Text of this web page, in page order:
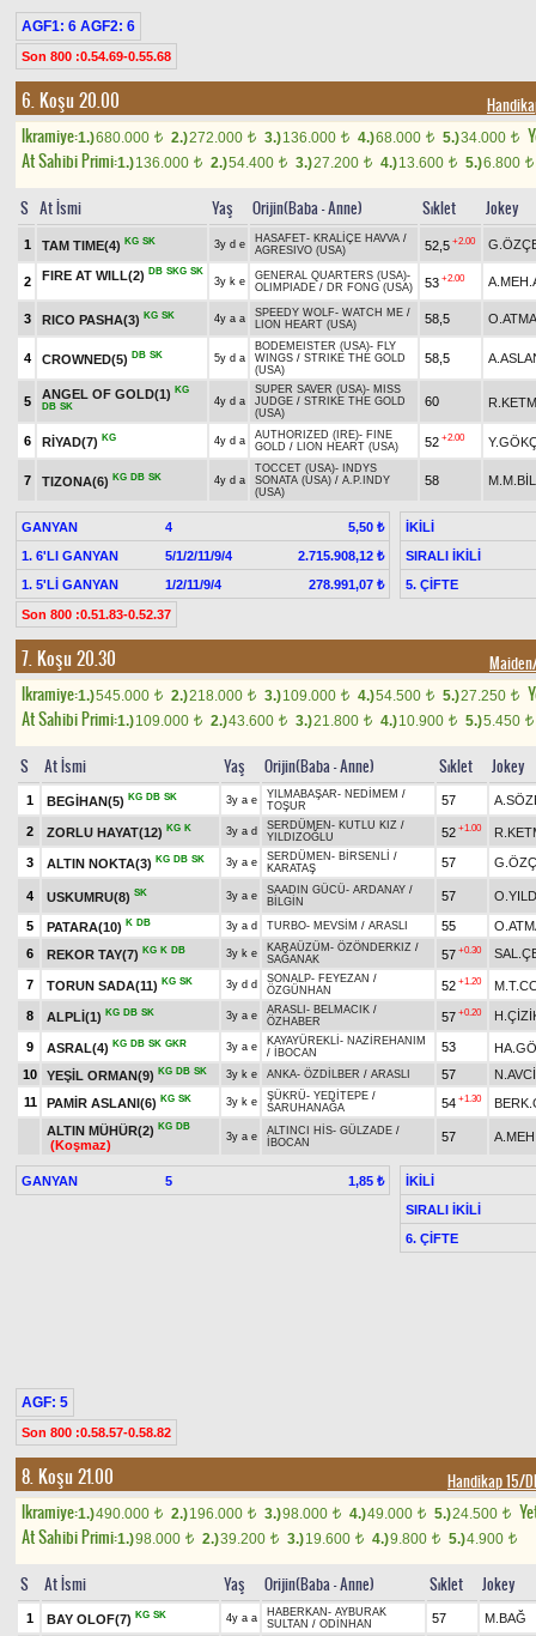
AGF1: 6 AGF2: 6
Son 800 :0.54.69-0.55.68
6. Koşu 20.00
Ikramiye:1.)680.000 t 2.)272.000 t 3.)136.000 t 4.)68.000 t 5.)34.000 t
At Sahibi Primi:1.)136.000 t 2.)54.400 t 3.)27.200 t 4.)13.600 t 5.)6.800 t
S At İsmi Yaş Orijin(Baba - Anne) Sıklet Jokey
1 TAM TIME(4) KG SK 3y d e HASAFET- KRALİÇE HAVVA /
AGRESIVO (USA)
52,5 +2.00
2 FIRE AT WILL(2) DB SKG SK
3y k e GENERAL QUARTERS (USA)-
OLIMPIADE / DR FONG (USA) 53 +2.00
3 RICO PASHA(3) KG SK 4y a a SPEEDY WOLF- WATCH ME /
LION HEART (USA)
58,5
4 CROWNED(5) DB SK 5y d a
BODEMEISTER (USA)- FLY
WINGS / STRIKE THE GOLD
(USA)
58,5
5
ANGEL OF GOLD(1) KG
DB SK 4y d a
SUPER SAVER (USA)- MISS
JUDGE / STRIKE THE GOLD
(USA)
60
6 RİYAD(7) KG 4y d a AUTHORIZED (IRE)- FINE
GOLD / LION HEART (USA) 52 +2.00
7 TIZONA(6) KG DB SK 4y d a
TOCCET (USA)-
INDYS
SONATA (USA) / A.P.INDY
(USA)
58
GANYAN 4
5,50 ₺
1. 6'LI GANYAN
5/1/2/11/9/4
2.715.908,12 ₺
1. 5'Lİ GANYAN
1/2/11/9/4 278.991,07 ₺
İKİLİ
SIRALI İKİLİ
5. ÇİFTE
Son 800 :0.51.83-0.52.37
7. Koşu 20.30
Ikramiye:1.)545.000 t 2.)218.000 t 3.)109.000 t 4.)54.500 t 5.)27.250 t
At Sahibi Primi:1.)109.000 t 2.)43.600 t 3.)21.800 t 4.)10.900 t 5.)5.450 t
S At İsmi Yaş Orijin(Baba - Anne) Sıklet Jokey
1 BEGİHAN(5) KG DB SK 3y a e YILMABAŞAR- NEDİMEM /
TOŞUR
57
2 ZORLU HAYAT(12) KG K 3y a d SERDÜMEN - KUTLU KIZ /
YILDIZOĞLU
52 +1.00
3 ALTIN NOKTA(3) KG DB SK 3y a e SERDÜMEN - BİRSENLİ /
KARATAŞ
57
4 USKUMRU(8) SK 3y a e SAADIN GÜCÜ- ARDANAY /
BİLGİN
57
5 PATARA(10) K DB 3y a d TURBO- MEVSİM / ARASLI 55
6
REKOR TAY(7) KG K DB 3y k e KARAÜZÜM - ÖZÖNDERKIZ /
SAĞANAK
57 +0.30
7 TORUN SADA(11) KG SK 3y d d SONALP- FEYEZAN /
ÖZGÜNHAN
52 +1.20
8 ALPLİ(1) KG DB SK 3y a e ARASLI - BELMACIK /
ÖZHABER
57 +0.20
9 ASRAL(4) KG DB SK GKR 3y a e KAYAYÜREKLİ - NAZİREHANIM
/
İBOCAN 53
10
YEŞİL ORMAN(9) KG DB SK 3y k e ANKA- ÖZDİLBER / ARASLI 57
N.AVCİ
11
PAMİR ASLANI(6) KG SK 3y k e ŞÜKRÜ- YEDİTEPE /
SARUHANAĞA
54 +1.30
ALTIN MÜHÜR(2) KG DB
(Koşmaz)
3y a e ALTINCI HİS- GÜLZADE /
İBOCAN
57
GANYAN 5 1,85 ₺
İKİLİ
SIRALI İKİLİ
6. ÇİFTE
AGF: 5
Son 800 :0.58.57-0.58.82
8. Koşu 21.00 Handikap 15/
Ikramiye:1.)490.000 t 2.)196.000 t 3.)98.000 t 4.)49.000 t 5.)24.500 t
At Sahibi Primi:1.)98.000 t 2.)39.200 t 3.)19.600 t 4.)9.800 t 5.)4.900 t
S At İsmi Yaş Orijin(Baba - Anne) Sıklet Jokey
1 BAY OLOF(7) KG SK 4y a a HABERKAN - AYBURAK
SULTAN / ODİNHAN 57 M.BAĞ